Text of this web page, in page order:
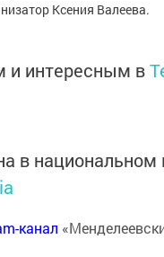
Ксения Валеева.
интересным в
в
канал